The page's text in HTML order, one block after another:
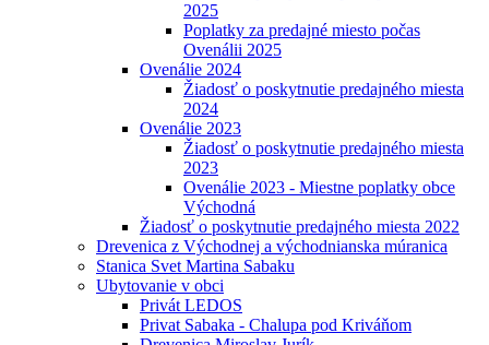
2025
Poplatky za predajné miesto počas
Ovenálii 2025
Ovenálie 2024
Žiadosť o poskytnutie predajného miesta
2024
Ovenálie 2023
Žiadosť o poskytnutie predajného miesta
2023
Ovenálie 2023 - Miestne poplatky obce
Východná
Žiadosť o poskytnutie predajného miesta 2022
Drevenica z Východnej a východnianska múranica
Stanica Svet Martina Sabaku
Ubytovanie v obci
Privát LEDOS
Privat Sabaka - Chalupa pod Kriváňom